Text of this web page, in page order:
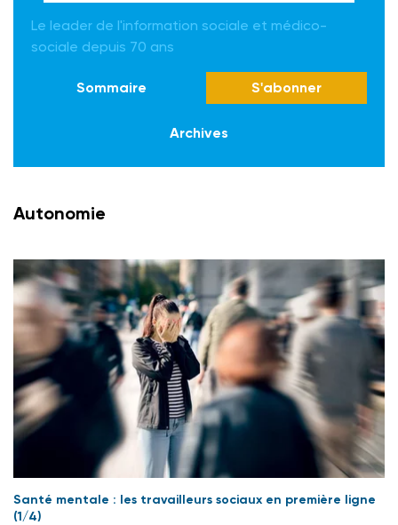
Le leader de l'information sociale et médico-
sociale depuis 70 ans
Sommaire S'abonner
Archives
Autonomie
Santé mentale : les travailleurs sociaux en première ligne
(1/4)